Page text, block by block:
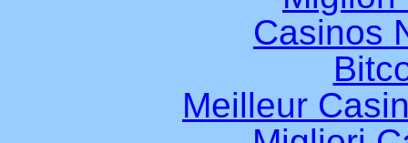
Casinos
Meilleur